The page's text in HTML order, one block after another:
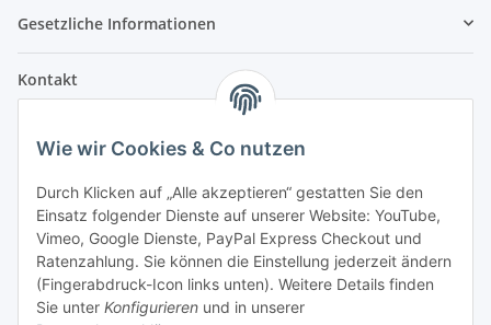
Gesetzliche Informationen
Kontakt
Im Weiherfeld 10
Montag bis Freitag
Ladengeschäft: 8.00 Uhr - 17.00 Uhr
Werkstatt: 7.30 Uhr - 16.30 Uhr
Wie wir Cookies & Co nutzen
Durch Klicken auf „Alle akzeptieren“ gestatten Sie den
Einsatz folgender Dienste auf unserer Website: YouTube,
Vimeo, Google Dienste, PayPal Express Checkout und
Ratenzahlung. Sie können die Einstellung jederzeit ändern
(Fingerabdruck-Icon links unten). Weitere Details finden
Sie unter Konfigurieren und in unserer